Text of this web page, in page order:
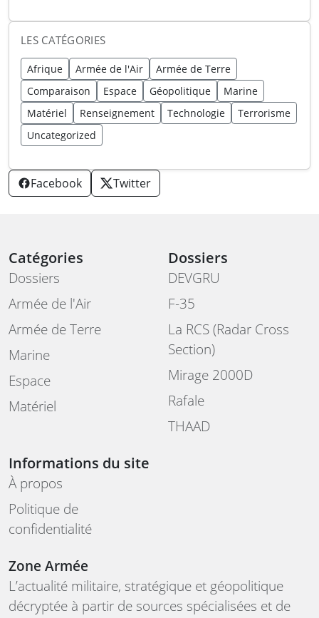
LES CATÉGORIES
Afrique Armée de l'Air
Armée de Terre
Comparaison
Espace Géopolitique
Marine
Matériel
Renseignement Technologie
Terrorisme
Uncategorized
Facebook Twitter
Catégories
Dossiers
Armée de l'Air
Armée de Terre
Marine
Espace
Matériel
Dossiers
DEVGRU
F-35
La RCS (Radar Cross
Section)
Mirage 2000D
Rafale
THAAD
Informations du site
À propos
Politique de
confidentialité
Zone Armée
L’actualité militaire, stratégique et géopolitique
décryptée à partir de sources spécialisées et de